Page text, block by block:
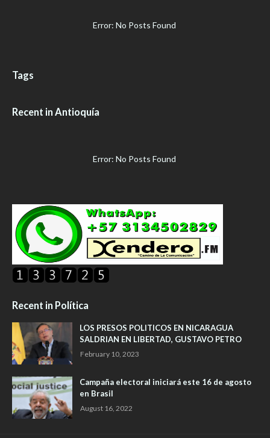
Error: No Posts Found
Tags
Recent in Antioquía
Error: No Posts Found
Recent in Política
LOS PRESOS POLITICOS EN NICARAGUA
SALDRIAN EN LIBERTAD, GUSTAVO PETRO
February 10, 2023
Campaña electoral iniciará este 16 de agosto
en Brasil
August 16, 2022